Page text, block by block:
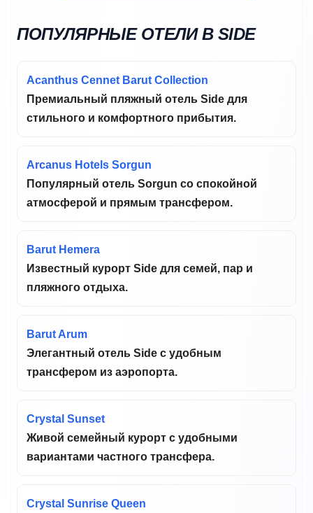
ПОПУЛЯРНЫЕ ОТЕЛИ В SIDE
Acanthus Cennet Barut Collection
Премиальный пляжный отель Side для
стильного и комфортного прибытия.
Arcanus Hotels Sorgun
Популярный отель Sorgun со спокойной
атмосферой и прямым трансфером.
Barut Hemera
Известный курорт Side для семей, пар и
пляжного отдыха.
Barut Arum
Элегантный отель Side с удобным
трансфером из аэропорта.
Crystal Sunset
Живой семейный курорт с удобными
вариантами частного трансфера.
Crystal Sunrise Queen